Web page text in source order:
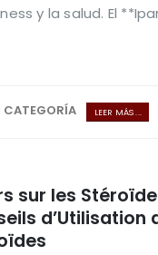
y la salud. El
CATEGORÍA LEER MÁS ...
sur les
d’Utilisation